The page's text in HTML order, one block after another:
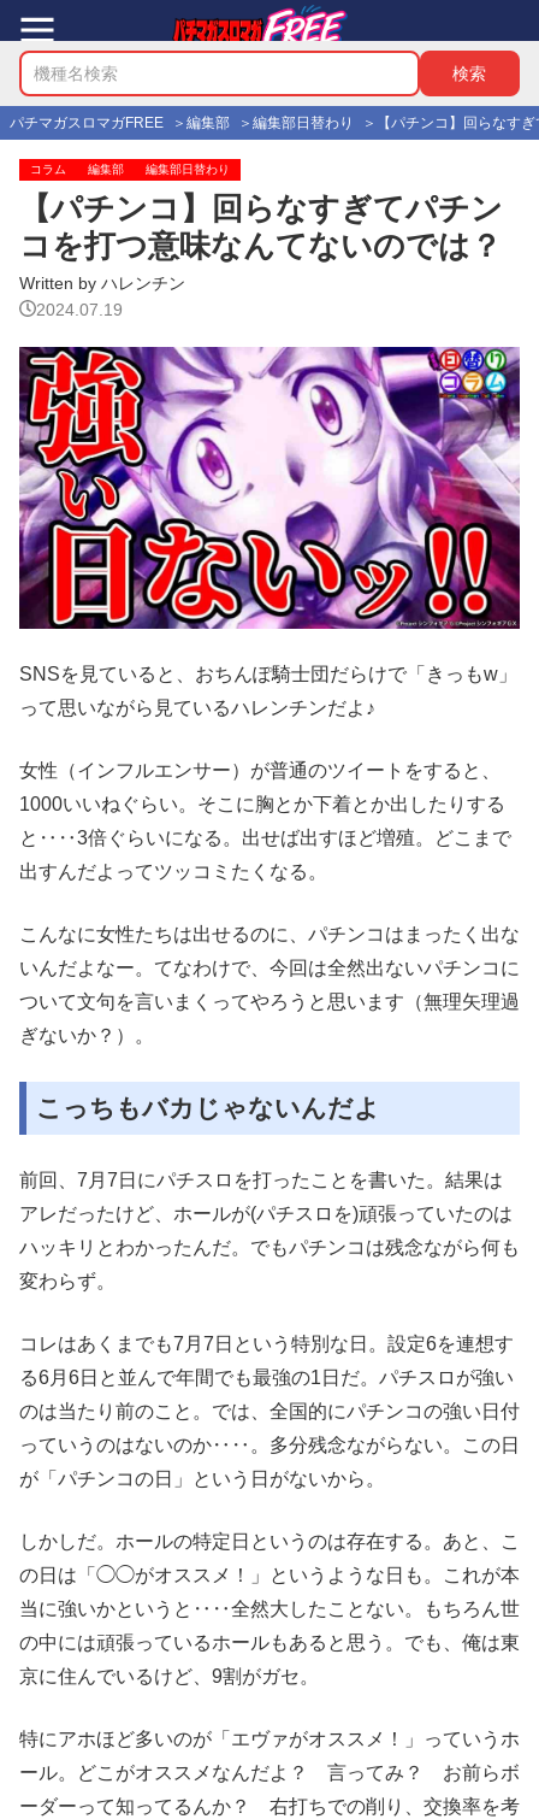
パチマガスロマガFREE 編集部 編集部日替わり 【パチンコ】回らなす
コラム 編集部 編集部日替わり
【パチンコ】回らなすぎてパチン
コを打つ意味なんてないのでは？
Written by ハレンチン
2024.07.19
SNSを見ていると、おちんぽ騎士団だらけで「きっもw」
って思いながら見ているハレンチンだよ♪
女性（インフルエンサー）が普通のツイートをすると、
1000いいねぐらい。そこに胸とか下着とか出したりする
と‥‥3倍ぐらいになる。出せば出すほど増殖。どこまで
出すんだよってツッコミたくなる。
こんなに女性たちは出せるのに、パチンコはまったく出な
いんだよなー。てなわけで、今回は全然出ないパチンコに
ついて文句を言いまくってやろうと思います（無理矢理過
ぎないか？）。
こっちもバカじゃないんだよ
前回、7月7日にパチスロを打ったことを書いた。結果は
アレだったけど、ホールが(パチスロを)頑張っていたのは
ハッキリとわかったんだ。でもパチンコは残念ながら何も
変わらず。
コレはあくまでも7月7日という特別な日。設定6を連想す
る6月6日と並んで年間でも最強の1日だ。パチスロが強い
のは当たり前のこと。では、全国的にパチンコの強い日付
っていうのはないのか‥‥。多分残念ながらない。この日
が「パチンコの日」という日がないから。
しかしだ。ホールの特定日というのは存在する。あと、こ
の日は「◯◯がオススメ！」というような日も。これが本
当に強いかというと‥‥全然大したことない。もちろん世
の中には頑張っているホールもあると思う。でも、俺は東
京に住んでいるけど、9割がガセ。
特にアホほど多いのが「エヴァがオススメ！」っていうホ
ール。どこがオススメなんだよ？ 言ってみ？ お前らボ
ーダーって知ってるんか？ 右打ちでの削り、交換率を考